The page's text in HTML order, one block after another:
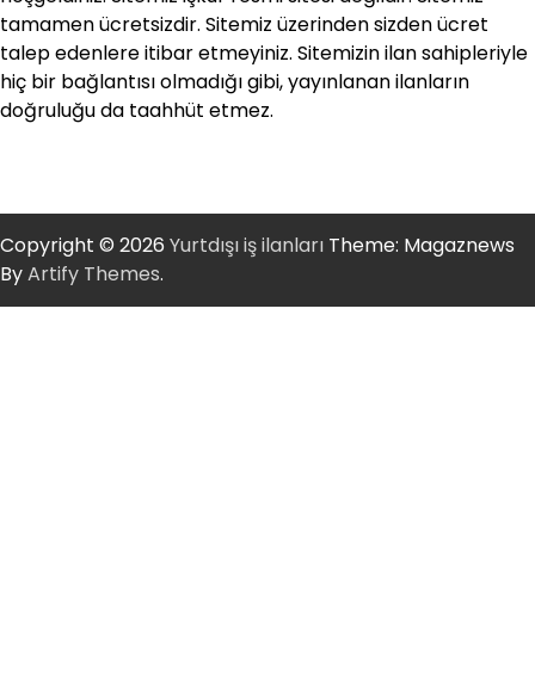
tamamen ücretsizdir. Sitemiz üzerinden sizden ücret
talep edenlere itibar etmeyiniz. Sitemizin ilan sahipleriyle
hiç bir bağlantısı olmadığı gibi, yayınlanan ilanların
doğruluğu da taahhüt etmez.
Copyright © 2026 Yurtdışı iş ilanları Theme: Magaznews
ByArtify Themes.